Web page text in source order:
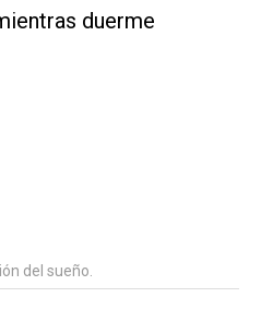
del sueño.